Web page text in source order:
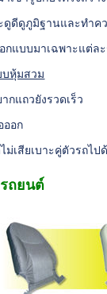
ดีดูภูมิฐานและทำค
กแบบมาเฉพาะแต่ล
บหุ้มสวม
กแถวยังรวดเร็ว
ออก
ม่เสียเบาะคู่ตัวรถไป
ถยนต์